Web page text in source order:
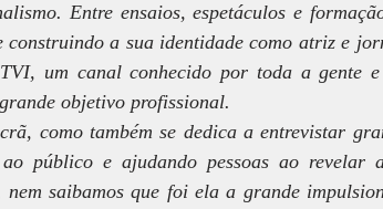
Entre ensaios, espetáculos e
construindo a sua identidade como atriz e
um canal conhecido por toda a gente
objetivo profissional.
como também se dedica a entrevistar
público e ajudando pessoas ao revelar
nem saibamos que foi ela a grande